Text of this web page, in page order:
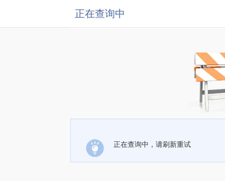
正在查询中
正在查询中，请刷新重试